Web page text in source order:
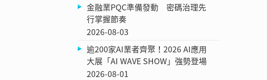
金融業PQC準備發動 密碼治理先
行掌握節奏
2026-08-03
逾200家AI業者齊聚！2026 AI應用
大展「AI WAVE SHOW」強勢登場
2026-08-01